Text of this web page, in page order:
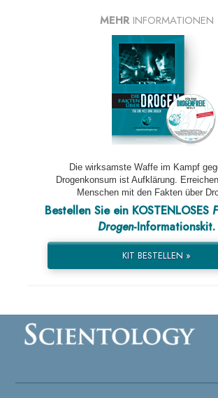
MEHR INFORMATIONEN
Die wirksamste Waffe im Kampf
Drogenkonsum ist Aufklärung.
Menschen mit den Fakten über
Bestellen Sie ein KOSTENLOSES
Drogen-Informationskit.
KIT BESTELLEN »